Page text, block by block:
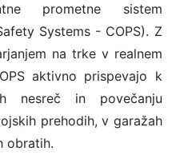
prometne sistem
Systems - COPS). Z
na trke v realnem
aktivno prispevajo k
nesreč in povečanju
prehodih, v garažah
obratih.